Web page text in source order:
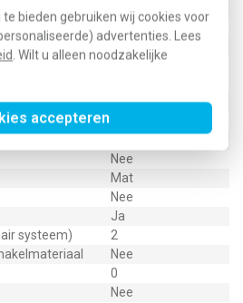
bieden gebruiken wij cookies voor
advertenties. Lees
. Wilt u alleen noodzakelijke
accepteren
Kunststof
Ja
Horizontaal en
7021
Nee
Mat
Nee
Ja
systeem)
2
Nee
0
Nee